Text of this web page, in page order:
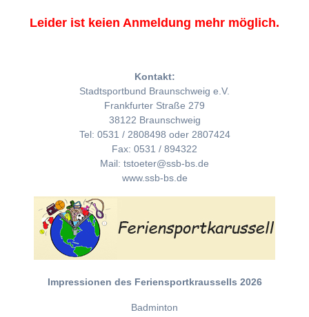
Leider ist keien Anmeldung mehr möglich.
Kontakt:
Stadtsportbund Braunschweig e.V.
Frankfurter Straße 279
38122 Braunschweig
Tel: 0531 / 2808498 oder 2807424
Fax: 0531 / 894322
Mail: tstoeter@ssb-bs.de
www.ssb-bs.de
Impressionen des Feriensportkraussells 2026
Badminton